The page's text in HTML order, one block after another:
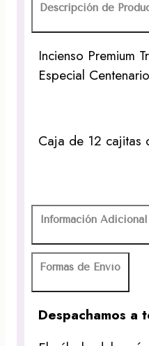
Descripción de
Incienso Premium
Especial Centenario
Caja de 12 cajitas
Información Adicional
Formas de Envío
Despachamos a